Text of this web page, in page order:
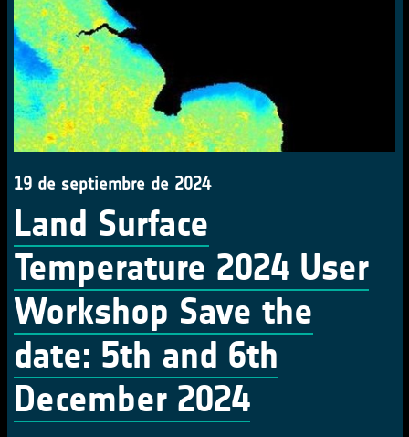
19 de septiembre de 2024
Land Surface
Temperature 2024 User
Workshop Save the
date: 5th and 6th
December 2024